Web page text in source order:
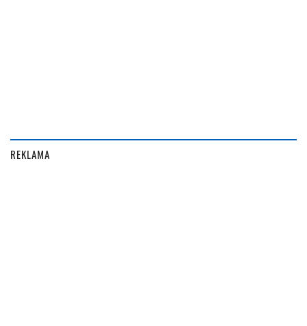
REKLAMA